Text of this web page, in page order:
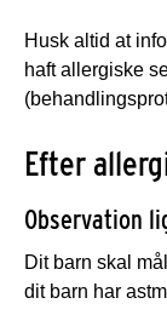
Husk altid at
haft allergiske
Efter
Observation
Dit barn skal
dit barn har